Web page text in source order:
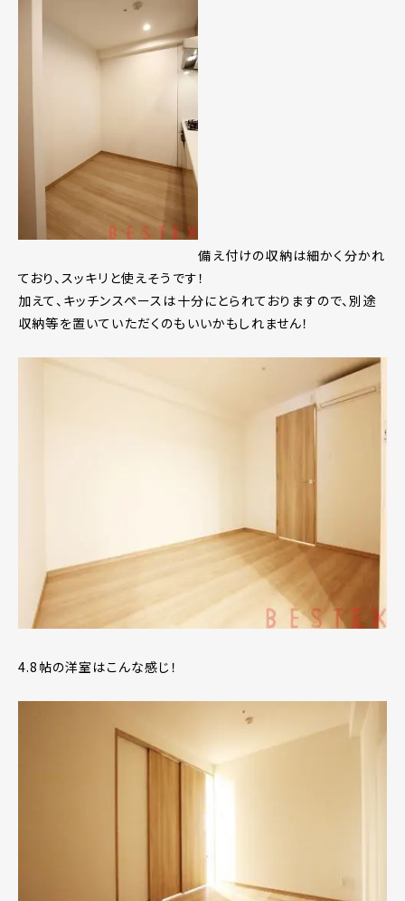
備え付けの収納は細かく分かれ
ており、スッキリと使えそうです！
加えて、キッチンスペースは十分にとられておりますので、別途
収納等を置いていただくのもいいかもしれません！
4.8帖の洋室はこんな感じ！